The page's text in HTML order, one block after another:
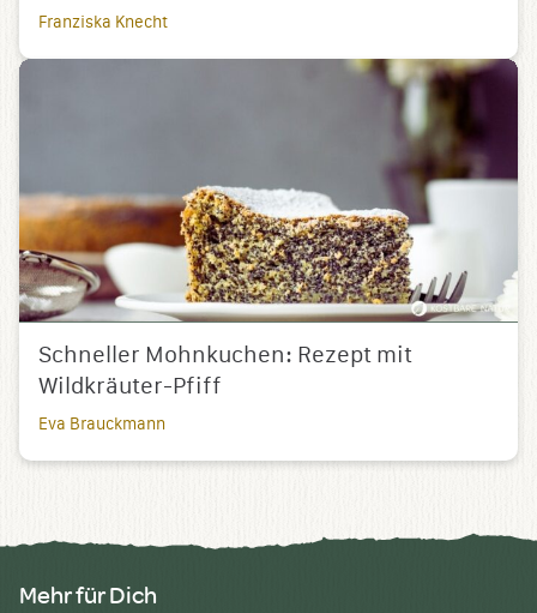
Franziska Knecht
Schneller Mohnkuchen: Rezept mit
Wildkräuter-Pfiff
Eva Brauckmann
Mehr für Dich